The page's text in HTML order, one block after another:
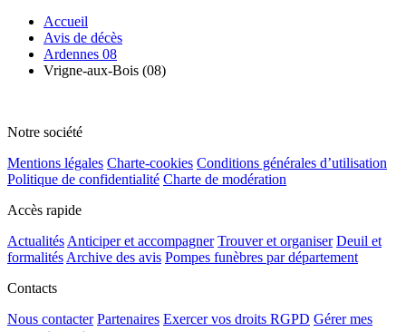
Accueil
Avis de décès
Ardennes 08
Vrigne-aux-Bois (08)
Notre société
Mentions légales Charte-cookies Conditions générales d’utilisation
Politique de confidentialité Charte de modération
Accès rapide
Actualités Anticiper et accompagner Trouver et organiser Deuil et
formalités Archive des avis Pompes funèbres par département
Contacts
Nous contacter Partenaires Exercer vos droits RGPD Gérer mes